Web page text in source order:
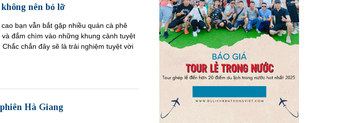
nên bỏ lỡ
bạn vẫn bắt gặp nhiều quán cà phê
đắm chìm vào những khung cảnh tuyệt
chắn đây sẽ là trải nghiệm tuyệt vời
Hà Giang